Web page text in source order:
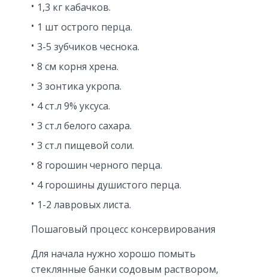
1,3 кг кабачков.
1 шт острого перца.
3-5 зубчиков чеснока.
8 см корня хрена.
3 зонтика укропа.
4 ст.л 9% уксуса.
3 ст.л белого сахара.
3 ст.л пищевой соли.
8 горошин черного перца.
4 горошины душистого перца.
1-2 лавровых листа.
Пошаговый процесс консервирования
Для начала нужно хорошо помыть
стеклянные банки содовым раствором,